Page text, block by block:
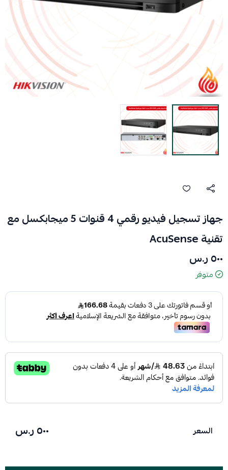
جهاز تسجيل فيديو رقمي 4 قنوات 5 ميجابكسل مع
تقنية AcuSense
٥٠٠ ر.س
متوفر
السعر ٥٠٠ ر.س